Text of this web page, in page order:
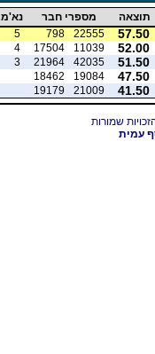
תוצאה מספרי חבר
נא'מ
57.50
22555
798
5
52.00
11039
17504
4
51.50
42035
21964
3
47.50
19084
18462
41.50
21009
19179
עמית